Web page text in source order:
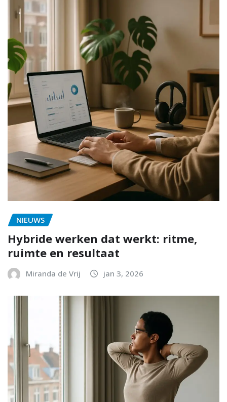
NIEUWS
Hybride werken dat werkt: ritme,
ruimte en resultaat
Miranda de Vrij jan 3, 2026